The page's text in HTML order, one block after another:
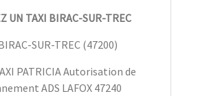
UN TAXI BIRAC-SUR-TREC
SUR-TREC(47200)
PATRICIA Autorisation de
ADS LAFOX 47240